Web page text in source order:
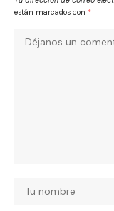
están marcados con *